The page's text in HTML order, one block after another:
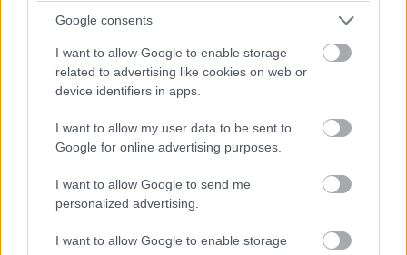
Google consents
I want to allow Google to enable storage
related to advertising like cookies on web or
device identifiers in apps.
I want to allow my user data to be sent to
Google for online advertising purposes.
I want to allow Google to send me
personalized advertising.
I want to allow Google to enable storage
pic.twitter.com/
— BWT Alpine
Formula One Team
(@AlpineF1Team)
May 25, 2026